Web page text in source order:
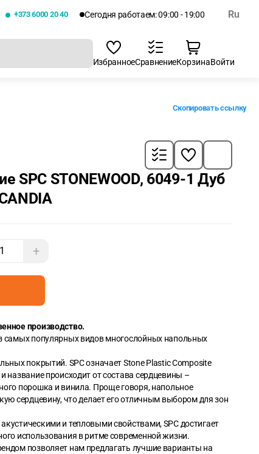
+373 6000 20 40 Сегодня работаем: 09:00 - 19:00 Ru
ИзбранноеСравнениеКорзинаВойти
Скопировать ссылку
SPC STONEWOOD, 6049-1 Дуб
+
производство.
самых популярных видов многослойных напольных
покрытий. SPC означает Stone Plastic Composite
название происходит от состава сердцевины –
порошка и винила. Проще говоря, напольное
сердцевину, что делает его отличным выбором для зон
и тепловыми свойствами, SPC достигает
использования в ритме современной жизни.
позволяет нам предлагать лучшие варианты на